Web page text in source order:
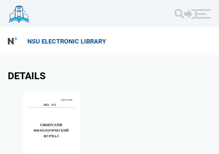
NSU ELECTRONIC LIBRARY
DETAILS